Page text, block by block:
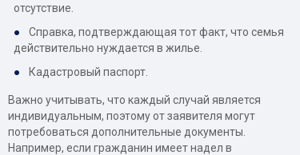
отсутствие.
Справка, подтверждающая тот факт, что семья
действительно нуждается в жилье.
Кадастровый паспорт.
Важно учитывать, что каждый случай является
индивидуальным, поэтому от заявителя могут
потребоваться дополнительные документы.
Например, если гражданин имеет надел в